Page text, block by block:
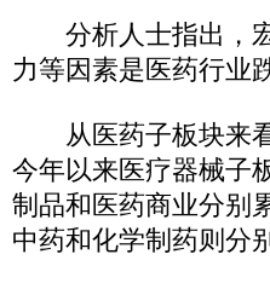
分析人士指出，宏
力等因素是医药行业
从医药子板块来看
今年以来医疗器械子
制品和医药商业分别
中药和化学制药则分